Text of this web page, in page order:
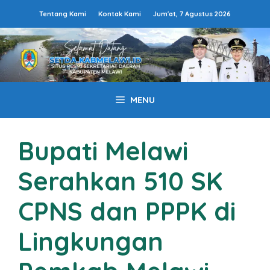
isi
Tentang Kami Kontak Kami Jum'at, 7 Agustus 2026
MENU
Bupati Melawi
Serahkan 510 SK
CPNS dan PPPK di
Lingkungan